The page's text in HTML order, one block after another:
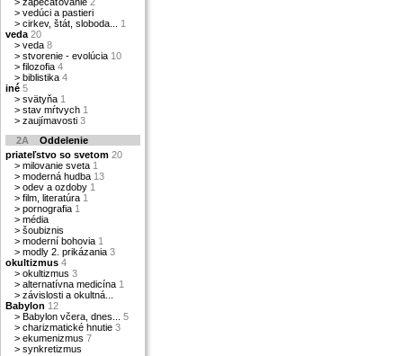
> vedúci a pastieri
> cirkev, štát, sloboda...
1
veda 20
> veda 8
> stvorenie - evolúcia 10
> filozofia 4
> biblistika 4
iné 5
> svätyňa 1
> stav mŕtvych 1
> zaujímavosti 3
2A Oddelenie
priateľstvo so svetom 20
> milovanie sveta 1
> moderná hudba 13
> odev a ozdoby 1
> film, literatúra 1
> pornografia 1
> média
> šoubiznis
> moderní bohovia 1
> modly 2. prikázania 3
okultizmus 4
> okultizmus 3
> alternatívna medicína 1
> závislosti a okultná...
Babylon 12
> Babylon včera, dnes...
5
> charizmatické hnutie 3
> ekumenizmus 7
> synkretizmus